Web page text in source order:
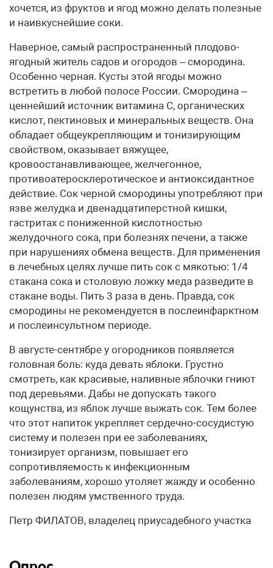
хочется, из фруктов и ягод можно делать полезные
и наивкуснейшие соки.
Наверное, самый распространенный плодово-
ягодный житель садов и огородов – смородина.
Особенно черная. Кусты этой ягоды можно
встретить в любой полосе России. Смородина –
ценнейший источник витамина С, органических
кислот, пектиновых и минеральных веществ. Она
обладает общеукрепляющим и тонизирующим
свойством, оказывает вяжущее,
кровоостанавливающее, желчегонное,
противоатеросклеротическое и антиоксидантное
действие. Сок черной смородины употребляют при
язве желудка и двенадцатиперстной кишки,
гастритах с пониженной кислотностью
желудочного сока, при болезнях печени, а также
при нарушениях обмена веществ. Для применения
в лечебных целях лучше пить сок с мякотью: 1/4
стакана сока и столовую ложку меда разведите в
стакане воды. Пить 3 раза в день. Правда, сок
смородины не рекомендуется в послеинфарктном
и послеинсультном периоде.
В августе-сентябре у огородников появляется
головная боль: куда девать яблоки. Грустно
смотреть, как красивые, наливные яблочки гниют
под деревьями. Дабы не допускать такого
кощунства, из яблок лучше выжать сок. Тем более
что этот напиток укрепляет сердечно-сосудистую
систему и полезен при ее заболеваниях,
тонизирует организм, повышает его
сопротивляемость к инфекционным
заболеваниям, хорошо утоляет жажду и особенно
полезен людям умственного труда.
Петр ФИЛАТОВ, владелец приусадебного участка